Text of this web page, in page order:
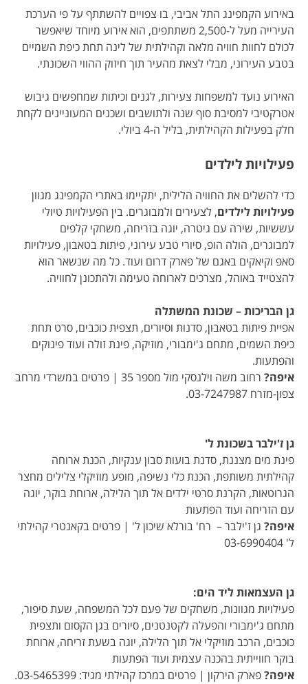
באירוע הקמפינג התל אביבי, בו צפויים להשתתף על פי הערכת
העירייה מעל ל-2,500 משתתפים, הוא אירוע מיוחד שיאפשר
לכולם לחוות חוויה מלאה וקהילתית של לינה תחת כיפת השמיים
בטבע העירוני, מבלי לצאת מהעיר תוך חיזוק ההווי השכונתי.
האירוע נועד למשפחות צעירות, לגנים וכיתות שמחפשים גיבוש
אטרקטיבי למסיבת סוף שנה ולתושבים ושכנים המעוניינים לקחת
חלק בפעילות הקהילתית, בליל ה-4 ביולי.
פעילויות לילדים
כדי להשלים את החוויה הלילית, יתקיימו באתרי הקמפינג מגוון
פעילויות לילדים, לצעירים ולמבוגרים. בין הפעילויות טיולי
עששיות, שירה עם גיטרה, יוגה בזריחה, משחקי קלפים
למבוגרים, הולה הופ, סיורי טבע עירוני, פיתות בטאבון, פעילויות
סאפ וקיאקים באגם של פארק דרום ועוד. כל מה שנשאר הוא
להצטייד באוהל, מצרכים לארוחה טעימה ולהתכונן לחוויה.
גן הבריכות – שכונת המשתלה
אפיית פיתות בטאבון, סדנות וסיורים, תצפית כוכבים, סרט תחת
כיפת השמים, מתחם ג'ימבורי, מוזיקה, פינת זולה ועוד פינוקים
והפתעות.
איפה?
רחוב משה וילנסקי מול מספר 35 | פרטים במשרדי מרחב
צפון-מזרח 03-7247987.
גן ז'ילבר בשכונת ל'
פינת מים מצננת, סדנת בועות סבון ענקיות, הכנת ארוחה
קהילתית משותפת, הכנת כלי נשיפה, מופע מוזיקלי צלילים מחצר
הגרוטאות, הקרנת סרטי ילדים אל תוך הלילה, ארוחת בוקר, יוגה
עם הזריחה ועוד הפתעות
איפה? גן ז'ילבר – רח' בורלא שיכון ל' | פרטים בקאנטרי קהילתי
ל' 03-6990404
גן העצמאות ליד הים:
פעילויות מגוונות, משחקים של פעם לכל המשפחה, שעת סיפור,
מתחם ג'ימבורי והפעלה לקטנטנים, סיורים בגן הקסום ותצפית
כוכבים, הרכב מוזיקלי אל תוך הלילה, יוגה בשעת זריחה, ארוחת
בוקר חווייתית בהכנה עצמית ועוד הפתעות
איפה?פארק הירקון | פרטים במרכז קהילתי מגיד: 03-5465399.